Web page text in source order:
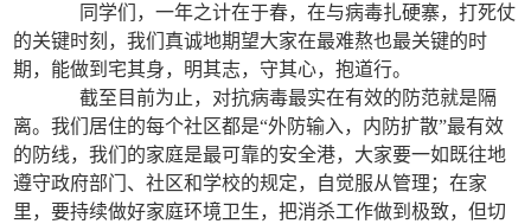
同学们，一年之计在于春，在与病毒扎硬寨，打死仗
的关键时刻，我们真诚地期望大家在最难熬也最关键的时
期，能做到宅其身，明其志，守其心，抱道行。
截至目前为止，对抗病毒最实在有效的防范就是隔
离。我们居住的每个社区都是“外防输入，内防扩散”最有效
的防线，我们的家庭是最可靠的安全港，大家要一如既往地
遵守政府部门、社区和学校的规定，自觉服从管理；在家
里，要持续做好家庭环境卫生，把消杀工作做到极致，但切